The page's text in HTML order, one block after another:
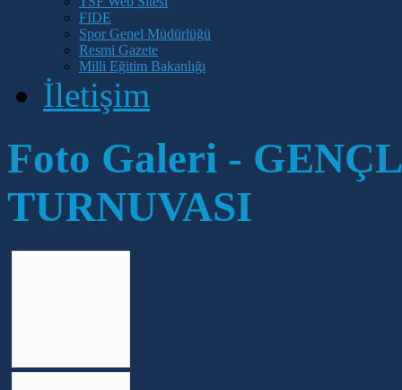
FIDE
Spor Genel Müdürlüğü
Resmi Gazete
Milli Eğitim Bakanlığı
İletişim
Foto Galeri -
TURNUVASI